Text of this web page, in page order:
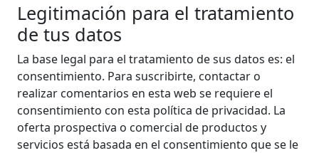
Legitimación para el tratamiento
de tus datos
La base legal para el tratamiento de sus datos es: el
consentimiento. Para suscribirte, contactar o
realizar comentarios en esta web se requiere el
consentimiento con esta política de privacidad. La
oferta prospectiva o comercial de productos y
servicios está basada en el consentimiento que se le